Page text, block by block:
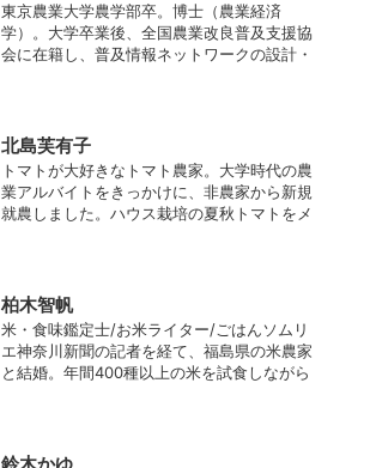
東京農業大学農学部卒。博士（農業経済
学）。大学卒業後、全国農業改良普及支援協
会に在籍し、普及情報ネットワークの設計・
の実証試験や農産物輸出などに関わった。主
にスマート農業の実証試験やコンサルなどに
携わっている。 HP：http://www.ijas.co.jp/
北島芙有子
トマトが大好きなトマト農家。大学時代の農
業アルバイトをきっかけに、非農家から新規
就農しました。ハウス栽培の夏秋トマトをメ
柏木智帆
米・食味鑑定士/お米ライター/ごはんソムリ
エ神奈川新聞の記者を経て、福島県の米農家
と結婚。年間400種以上の米を試食しながら
食事やお弁当づくりを通して、食育にも目を